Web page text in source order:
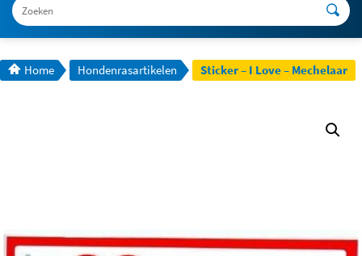
Zoeken
Home Hondenrasartikelen Sticker – I Love – Mechelaar